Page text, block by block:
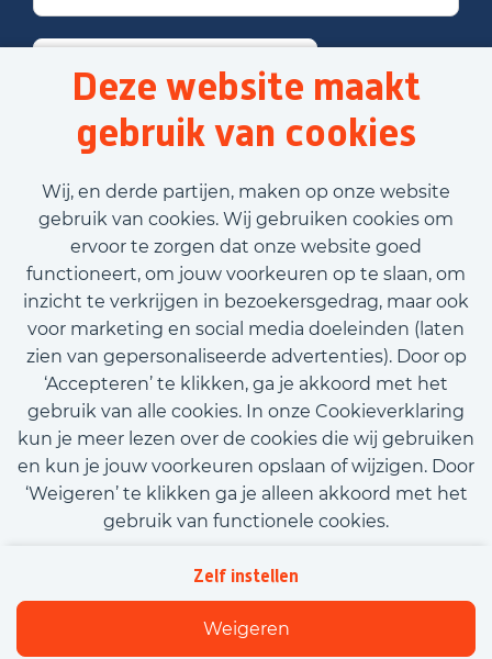
Deze website maakt
gebruik van cookies
Wij, en derde partijen, maken op onze website
gebruik van cookies. Wij gebruiken cookies om
ervoor te zorgen dat onze website goed
functioneert, om jouw voorkeuren op te slaan, om
inzicht te verkrijgen in bezoekersgedrag, maar ook
voor marketing en social media doeleinden (laten
zien van gepersonaliseerde advertenties). Door op
‘Accepteren’ te klikken, ga je akkoord met het
gebruik van alle cookies. In onze Cookieverklaring
kun je meer lezen over de cookies die wij gebruiken
en kun je jouw voorkeuren opslaan of wijzigen. Door
‘Weigeren’ te klikken ga je alleen akkoord met het
gebruik van functionele cookies.
Zelf instellen
Weigeren
Achternaam
E-mailadres
Telefoonnummer
Upload CV (optioneel)
Upload CV
Tekstveld (optioneel)
Stel job alert in
Kom met ons in contact
Cookies